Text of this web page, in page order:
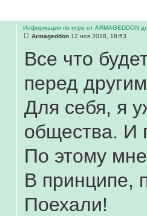
Информация по игре от ARMAGEDDON
Armageddon 12 ноя 2018, 18:53
Все что
перед
Для себя, я
общества. И
По этому
В принципе,
Поехали!